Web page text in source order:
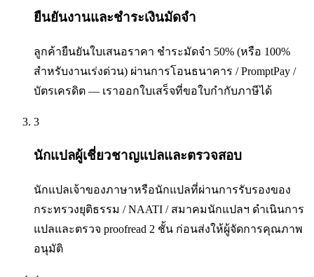
ยืนยันงานและชำระเงินมัดจำ
ลูกค้ายืนยันใบเสนอราคา ชำระมัดจำ 50% (หรือ 100%
สำหรับงานเร่งด่วน) ผ่านการโอนธนาคาร / PromptPay /
บัตรเครดิต — เราออกใบเสร็จที่ขอใบกำกับภาษีได้
3
นักแปลผู้เชี่ยวชาญแปลและตรวจสอบ
นักแปลเจ้าของภาษาหรือนักแปลที่ผ่านการรับรองของ
กระทรวงยุติธรรม / NAATI / สมาคมนักแปลฯ ดำเนินการ
แปลและตรวจ proofread 2 ชั้น ก่อนส่งให้ผู้จัดการคุณภาพ
อนุมัติ